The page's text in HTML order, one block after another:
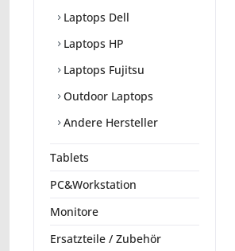
Laptops Dell
Laptops HP
Laptops Fujitsu
Outdoor Laptops
Andere Hersteller
Tablets
PC&Workstation
Monitore
Ersatzteile / Zubehör